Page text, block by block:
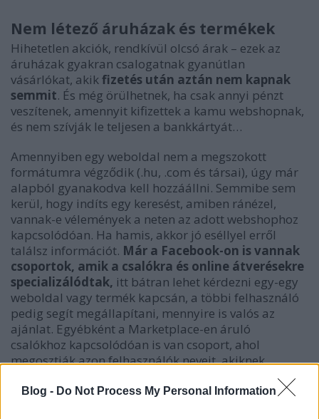
Blog - Do Not Process My Personal Information
Nem létező áruházak és termékek
Hihetetlen akciók, rendkívül olcsó árak – ezek az
áruházak gyakran csalogatnak gyanútlan
vásárlókat, akikfizetés után aztán nem kapnak
semmit. És még örülhetnek, ha csak annyi pénzt
veszítenek, amennyit kifizettek a kamu webshopnak,
és nem szívják le teljesen a bankkártyát…
Amennyiben egy weboldal nem a megszokott
formátumra végződik (.hu, .com és társai), úgy már
alapból gyanakodva kell hozzáállni. Semmibe sem
kerül, hogy indíts egy keresést, amiben ránézel,
vannak-e vélemények a neten az adott webshophoz
kapcsolódóan. Ha hamis, akkor jó eséllyel erről
találsz információt. Már a Facebook-on is vannak
csoportok, amik a csalókra és online átverésekre
specializálódtak, itt bátran lehet kérdezni egy-egy
weboldal vagy termék kapcsán, a többi felhasználó
pedig segít megállapítani, mennyire is valós az
ajánlat. Egyébként a Marketplace-en áruló
csalókhoz kapcsolódóan is van csoport, ahol
megosztják azon felhasználók neveit, akiknek